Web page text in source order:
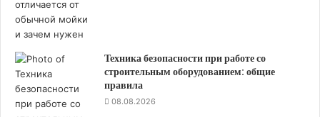
Техника безопасности при работе со
строительным оборудованием: общие
правила
08.08.2026